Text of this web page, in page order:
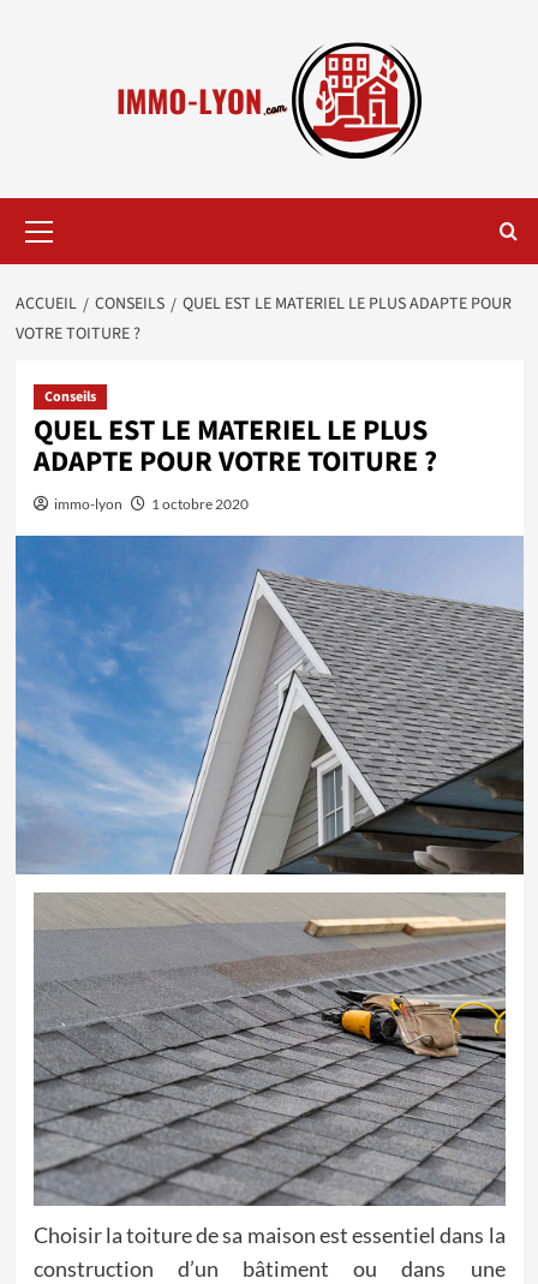
principal
ACCUEIL CONSEILS
QUEL EST LE MATERIEL LE PLUS ADAPTE POUR
VOTRE TOITURE ?
Conseils
QUEL EST LE MATERIEL LE PLUS
ADAPTE POUR VOTRE TOITURE ?
immo-lyon 1 octobre 2020
Choisir la toiture de sa maison est essentiel dans la
construction d’un bâtiment ou dans une